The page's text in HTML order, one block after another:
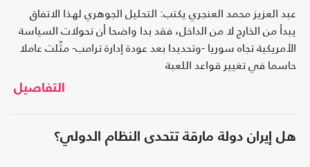
عبد العزيز محمد العنجري يكتب: التحليل الجوهري لهذا الاتفاق
يبدأ من الخارج لا من الداخل، فقد بدا واضحا أن تحولات السياسة
الأمريكية تجاه سوريا -وتحديدا بعد عودة إدارة ترامب- مثّلت عاملا
حاسما في تغيير قواعد اللعبة
التفاصيل
هل إيران دولة مارقة تتحدى النظام الدولي؟